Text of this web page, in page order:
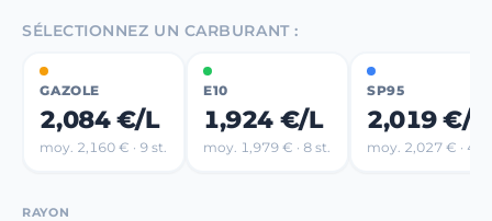
SÉLECTIONNEZ UN CARBURANT :
GAZOLE
2,084 €/L
moy. 2,160 € · 9 st.
E10
1,924 €/L
moy. 1,979 € · 8 st.
SP95
2,019 €/L
moy. 2,027 € · 4
RAYON